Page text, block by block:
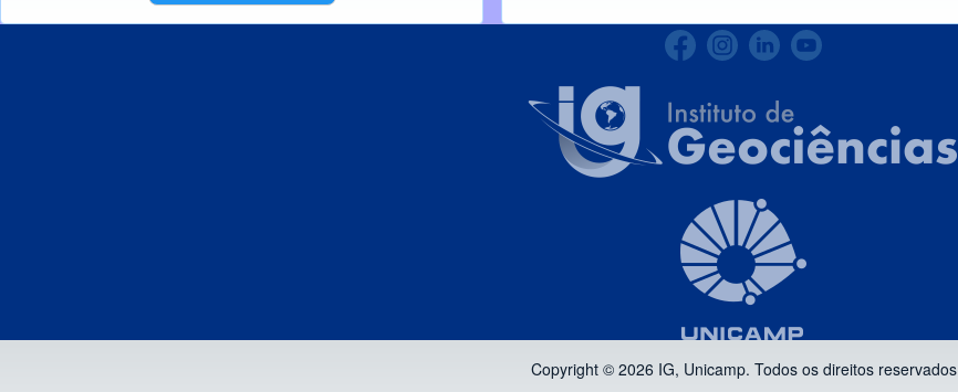
Copyright © 2026 IG, Unicamp. Todos os direitos reservados